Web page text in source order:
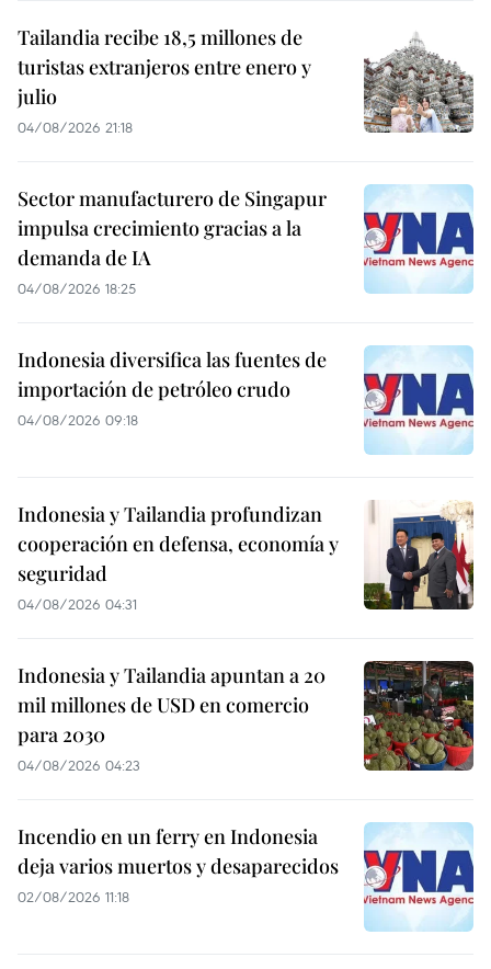
Tailandia recibe 18,5 millones de
turistas extranjeros entre enero y
julio
04/08/2026 21:18
Sector manufacturero de Singapur
impulsa crecimiento gracias a la
demanda de IA
04/08/2026 18:25
Indonesia diversifica las fuentes de
importación de petróleo crudo
04/08/2026 09:18
Indonesia y Tailandia profundizan
cooperación en defensa, economía y
seguridad
04/08/2026 04:31
Indonesia y Tailandia apuntan a 20
mil millones de USD en comercio
para 2030
04/08/2026 04:23
Incendio en un ferry en Indonesia
deja varios muertos y desaparecidos
02/08/2026 11:18